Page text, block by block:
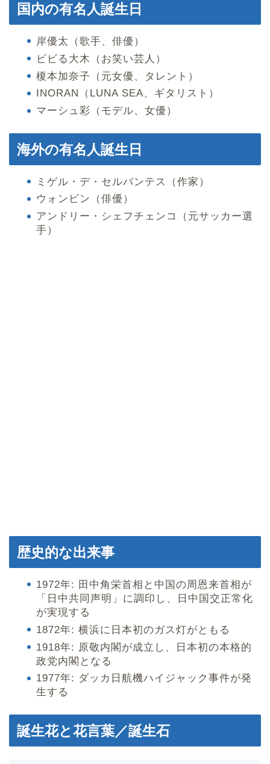
国内の有名人誕生日
岸優太（歌手、俳優）
ビビる大木（お笑い芸人）
榎本加奈子（元女優、タレント）
INORAN（LUNA SEA、ギタリスト）
マーシュ彩（モデル、女優）
海外の有名人誕生日
ミゲル・デ・セルバンテス（作家）
ウォンビン（俳優）
アンドリー・シェフチェンコ（元サッカー選
手）
歴史的な出来事
1972年: 田中角栄首相と中国の周恩来首相が
「日中共同声明」に調印し、日中国交正常化
が実現する
1872年: 横浜に日本初のガス灯がともる
1918年: 原敬内閣が成立し、日本初の本格的
政党内閣となる
1977年: ダッカ日航機ハイジャック事件が発
生する
誕生花と花言葉／誕生石